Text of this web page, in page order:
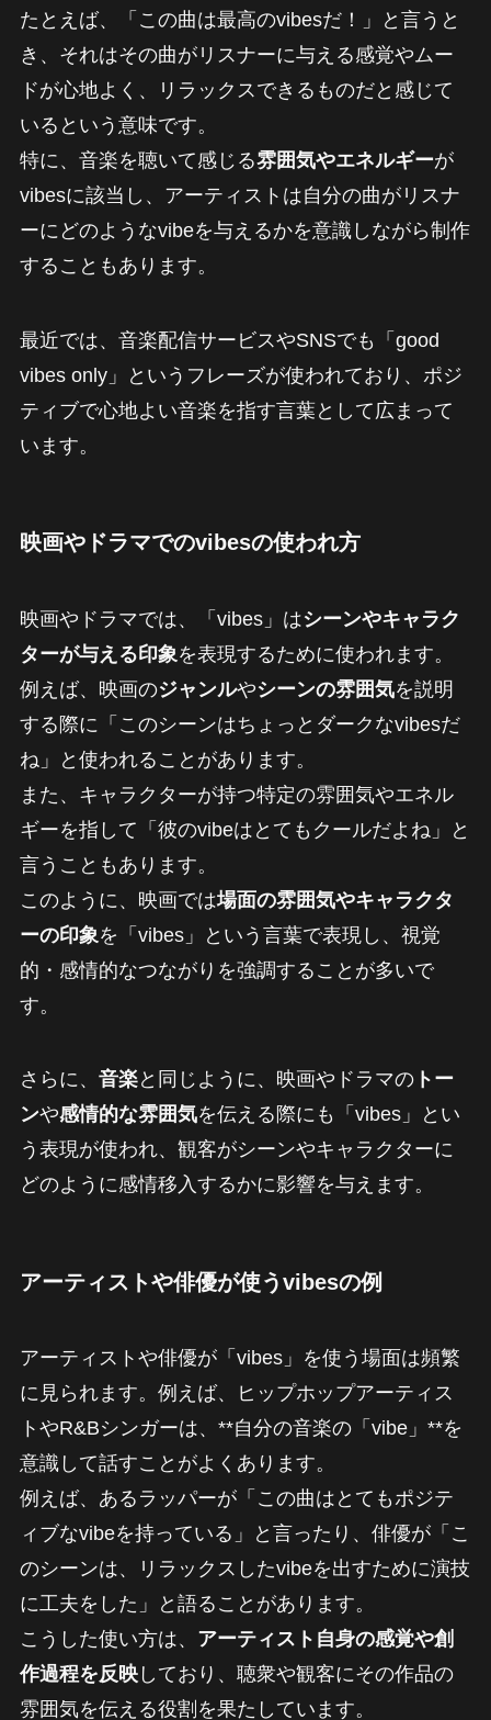
たとえば、「この曲は最高のvibesだ！」と言うと
き、それはその曲がリスナーに与える感覚やムー
ドが心地よく、リラックスできるものだと感じて
いるという意味です。
特に、音楽を聴いて感じる雰囲気やエネルギーが
vibesに該当し、アーティストは自分の曲がリスナ
ーにどのようなvibeを与えるかを意識しながら制作
することもあります。
最近では、音楽配信サービスやSNSでも「good
vibes only」というフレーズが使われており、ポジ
ティブで心地よい音楽を指す言葉として広まって
います。
映画やドラマでのvibesの使われ方
映画やドラマでは、「vibes」はシーンやキャラク
ターが与える印象 を表現するために使われます。
例えば、映画のジャンルやシーンの雰囲気を説明
する際に「このシーンはちょっとダークなvibesだ
ね」と使われることがあります。
また、キャラクターが持つ特定の雰囲気やエネル
ギーを指して「彼のvibeはとてもクールだよね」と
言うこともあります。
このように、映画では場面の雰囲気やキャラクタ
ーの印象 を「vibes」という言葉で表現し、視覚
的・感情的なつながりを強調することが多いで
す。
さらに、 音楽と同じように、映画やドラマのトー
ンや感情的な雰囲気を伝える際にも「vibes」とい
う表現が使われ、観客がシーンやキャラクターに
どのように感情移入するかに影響を与えます。
アーティストや俳優が使うvibesの例
アーティストや俳優が「vibes」を使う場面は頻繁
に見られます。例えば、ヒップホップアーティス
トやR&Bシンガーは、**自分の音楽の「vibe」**を
意識して話すことがよくあります。
例えば、あるラッパーが「この曲はとてもポジテ
ィブなvibeを持っている」と言ったり、俳優が「こ
のシーンは、リラックスしたvibeを出すために演技
に工夫をした」と語ることがあります。
こうした使い方は、 アーティスト自身の感覚や創
作過程を反映しており、聴衆や観客にその作品の
雰囲気を伝える役割を果たしています。